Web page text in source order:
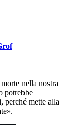
nella nostra
potrebbe
mette alla